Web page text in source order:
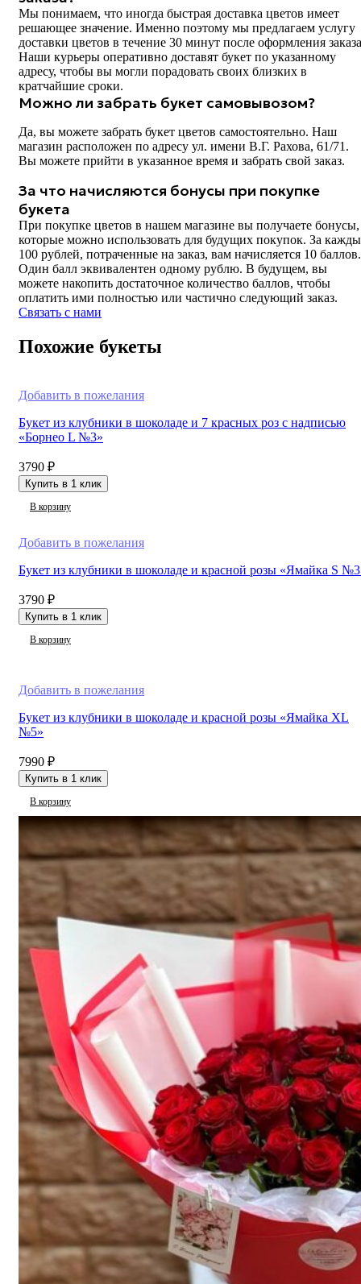
Мы понимаем, что иногда быстрая доставка цветов имеет
решающее значение. Именно поэтому мы предлагаем услугу
доставки цветов в течение 30 минут после оформления
Наши курьеры оперативно доставят букет по указанному
адресу, чтобы вы могли порадовать своих близких в
кратчайшие сроки.
Можно ли забрать букет самовывозом?
Да, вы можете забрать букет цветов самостоятельно. Наш
магазин расположен по адресу ул. имени В.Г. Рахова, 61/71.
Вы можете прийти в указанное время и забрать свой заказ.
За что начисляются бонусы при покупке
букета
При покупке цветов в нашем магазине вы получаете бонусы,
которые можно использовать для будущих покупок. За
100 рублей, потраченные на заказ, вам начисляется 10 баллов.
Один балл эквивалентен одному рублю. В будущем, вы
можете накопить достаточное количество баллов, чтобы
оплатить ими полностью или частично следующий заказ.
Связать с нами
Похожие букеты
Добавить в пожелания
Букет из клубники в шоколаде и 7 красных роз с надписью
«Борнео L №3»
3790 ₽
Купить в 1 клик
В корзину
Добавить в пожелания
Букет из клубники в шоколаде и красной розы «Ямайка S
3790 ₽
Купить в 1 клик
В корзину
Добавить в пожелания
Букет из клубники в шоколаде и красной розы «Ямайка XL
№5»
7990 ₽
Купить в 1 клик
В корзину